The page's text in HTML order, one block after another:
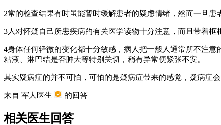
2常的检查结果有时虽能暂时缓解患者的疑虑情绪，然而一旦
3人对怀疑自己所患疾病的有关医学读物十分注意，而且带着框
4身体任何轻微的变化都十分敏感，病人把一般人通常所不注
粘液、淋巴结是否肿大等特别关切，稍有异常便紧张不安。
其实疑病症的并不可怕，可怕的是疑病症带来的感觉，疑病症
来自 军大医生 的回答
相关医生回答